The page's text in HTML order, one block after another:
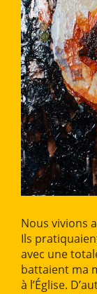
Nous vivions
Ils
avec une
battaient ma
à l’Église.